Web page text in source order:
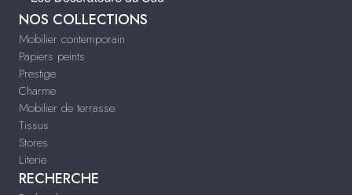
NOS COLLECTIONS
Mobilier contemporain
Papiers peints
Prestige
Charme
Mobilier de terrasse
Tissus
Stores
Literie
RECHERCHE